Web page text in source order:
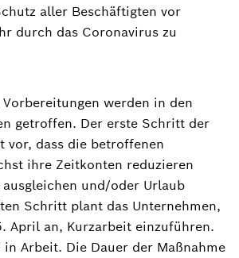
aller Beschäftigten vor
durch das Coronavirus zu
werden in den
getroffen. Der erste Schritt der
vor, dass die betroffenen
ihre Zeitkonten reduzieren
ausgleichen und/oder Urlaub
Schritt plant das Unternehmen,
April an, Kurzarbeit einzuführen.
Arbeit. Die Dauer der Maßnahme